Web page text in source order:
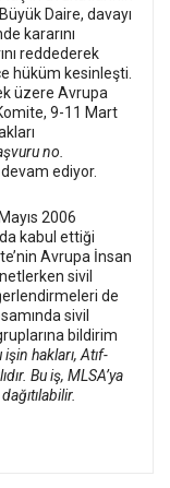
Daire, davayı
kararını
reddederek
hüküm kesinleşti.
üzere Avrupa
9-11 Mart
no.
devam ediyor.
2006
kabul ettiği
Avrupa İnsan
sivil
de
sivil
bildirim
işin hakları, Atıf-
Bu iş, MLSA’ya
Savaş suçlarını
Cumartesi